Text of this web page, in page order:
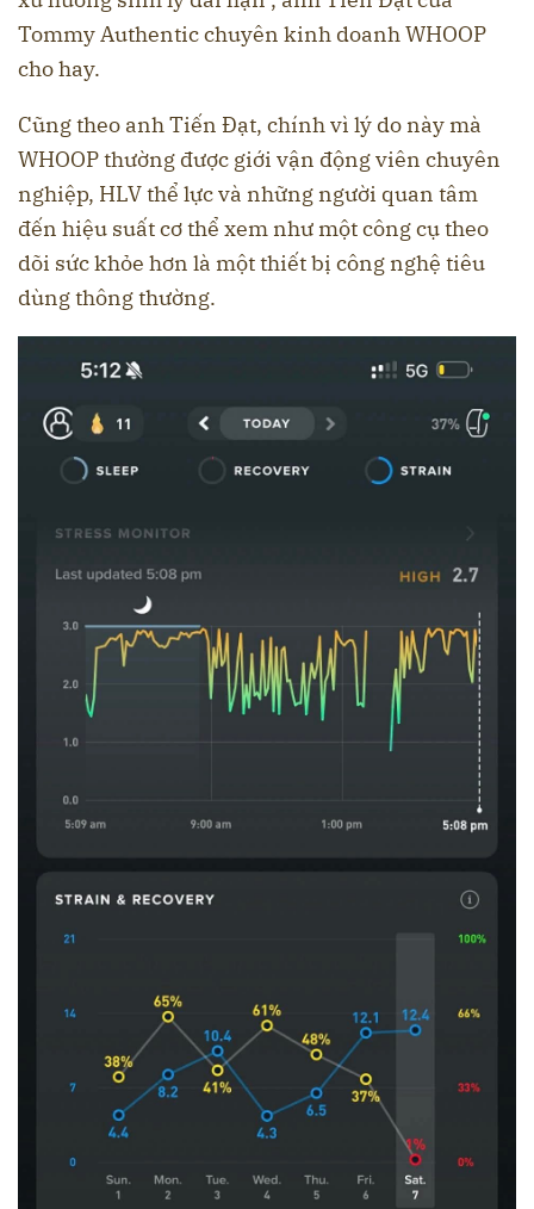
Tommy Authentic chuyên kinh doanh WHOOP
cho hay.
Cũng theo anh Tiến Đạt, chính vì lý do này mà
WHOOP thường được giới vận động viên chuyên
nghiệp, HLV thể lực và những người quan tâm
đến hiệu suất cơ thể xem như một công cụ theo
dõi sức khỏe hơn là một thiết bị công nghệ tiêu
dùng thông thường.